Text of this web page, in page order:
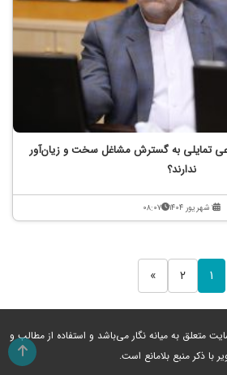
تمایلی به گسترش مشاغل سخت و زیان‌آور
ندارند؟
۱ شهریور ۱۴۰۴ ۰۸:۰۷
۱ ۲ »
متعلق به میانه نگار می‌باشد و استفاده از مطالب و
با ذکر منبع بلامانع است.